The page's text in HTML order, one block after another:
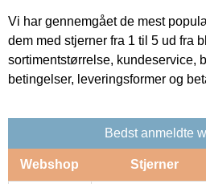
Vi har gennemgået de mest
dem med stjerner fra 1 til 5 ud fra
sortimentstørrelse, kundeservice,
betingelser, leveringsformer og
Bedst anmeldte
Webshop Stjerner